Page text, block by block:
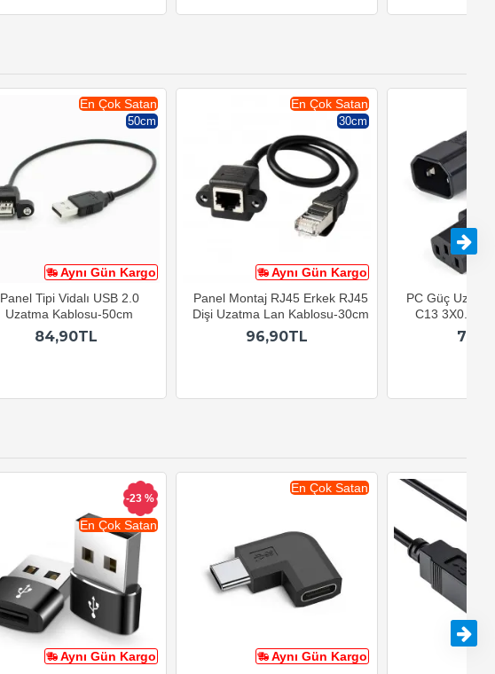
Aynı Gün Kargo
En Çok Satan
50cm
Panel Tipi Vidalı USB 2.0
Uzatma Kablosu-50cm
84,90TL
Aynı Gün Kargo
En Çok Satan
30cm
Panel Montaj RJ45 Erkek RJ45
Dişi Uzatma Lan Kablosu-30cm
96,90TL
PC Güç
C13
Aynı Gün Kargo
En Çok Satan
-23 %
Aynı Gün Kargo
En Çok Satan